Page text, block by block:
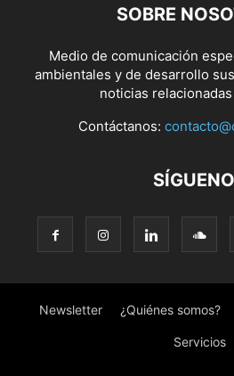
SOBRE
Medio de comunicación
ambientales y de desarrollo
noticias
Contáctanos:
Newsletter ¿Quiénes somos?
Servicios